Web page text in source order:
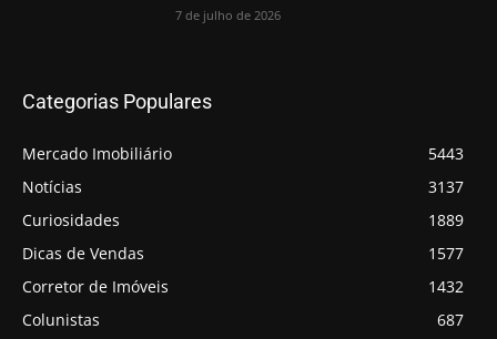
7 de julho de 2026
Categorias Populares
Mercado Imobiliário
5443
Notícias
3137
Curiosidades
1889
Dicas de Vendas
1577
Corretor de Imóveis
1432
Colunistas
687